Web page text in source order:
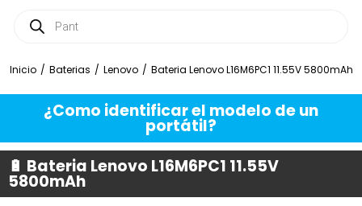
Inicio / Baterias / Lenovo / Bateria Lenovo L16M6PC1 11.55V 5800mAh
¿Como identificar el modelo de un
portátil?
🔋 Bateria Lenovo L16M6PC1 11.55V
5800mAh